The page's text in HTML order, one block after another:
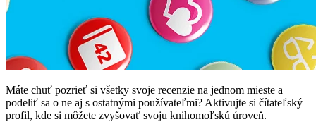
Máte chuť pozrieť si všetky svoje recenzie na jednom mieste a
podeliť sa o ne aj s ostatnými používateľmi? Aktivujte si čítateľský
profil, kde si môžete zvyšovať svoju knihomoľskú úroveň.